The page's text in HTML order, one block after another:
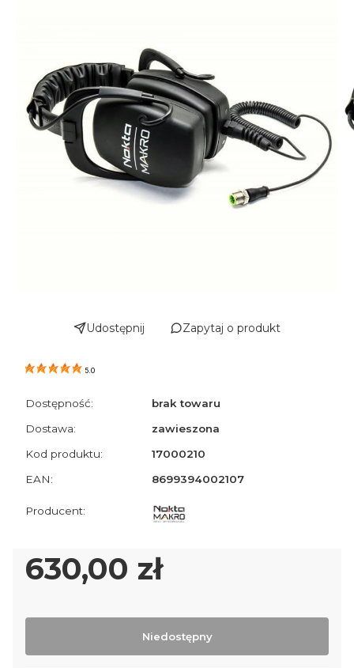
Udostępnij Zapytaj o produkt
5.0
Dostępność:
brak towaru
Dostawa:
zawieszona
Kod produktu:
17000210
EAN:
8699394002107
Cena
630,00 zł
Niedostępny